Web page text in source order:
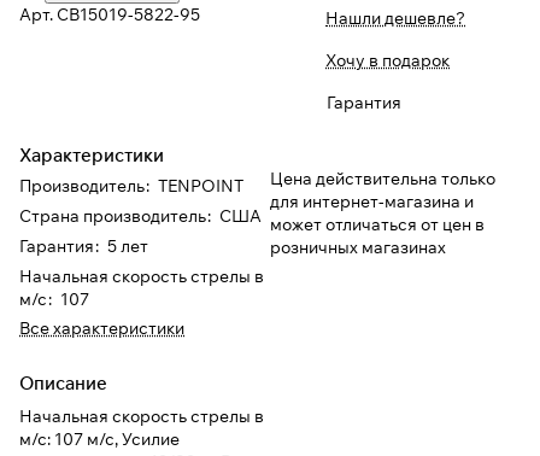
Арт. CB15019-5822-95
Характеристики
Производитель: TENPOINT
Страна производитель: США
Гарантия: 5 лет
Начальная скорость стрелы в
м/с: 107
Все характеристики
Описание
Начальная скорость стрелы в
м/с: 107 м/с, Усилие
Нашли дешевле?
Хочу в подарок
Гарантия
Цена действительна только
для интернет-магазина и
может отличаться от цен в
розничных магазинах
Добавляйте товары
в корзину
При оформлении заказа
выберите метод оплаты